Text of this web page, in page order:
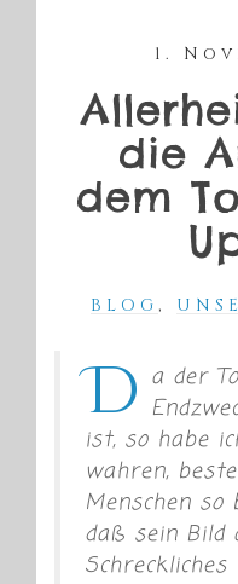
1.
die
dem
BLOG ,
D a der
ist, so habe
wahren,
Menschen so
daß sein Bild